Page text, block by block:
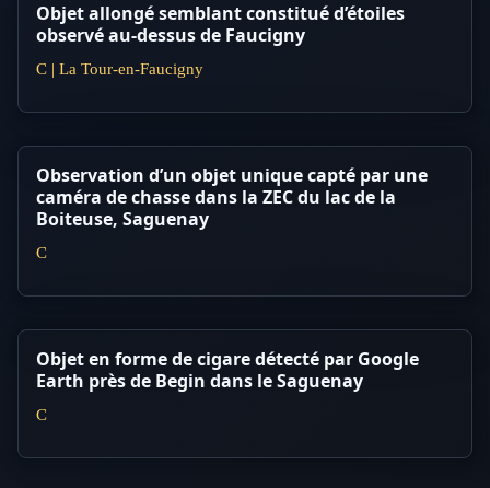
Objet allongé semblant constitué d’étoiles
observé au-dessus de Faucigny
C | La Tour-en-Faucigny
Observation d’un objet unique capté par une
caméra de chasse dans la ZEC du lac de la
Boiteuse, Saguenay
C
Objet en forme de cigare détecté par Google
Earth près de Begin dans le Saguenay
C